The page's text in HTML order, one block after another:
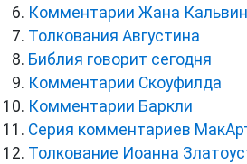
Комментарии Жана
Толкования Августина
Библия говорит сегодня
Комментарии Скоуфилда
Комментарии Баркли
Серия комментариев
Толкование Иоанна